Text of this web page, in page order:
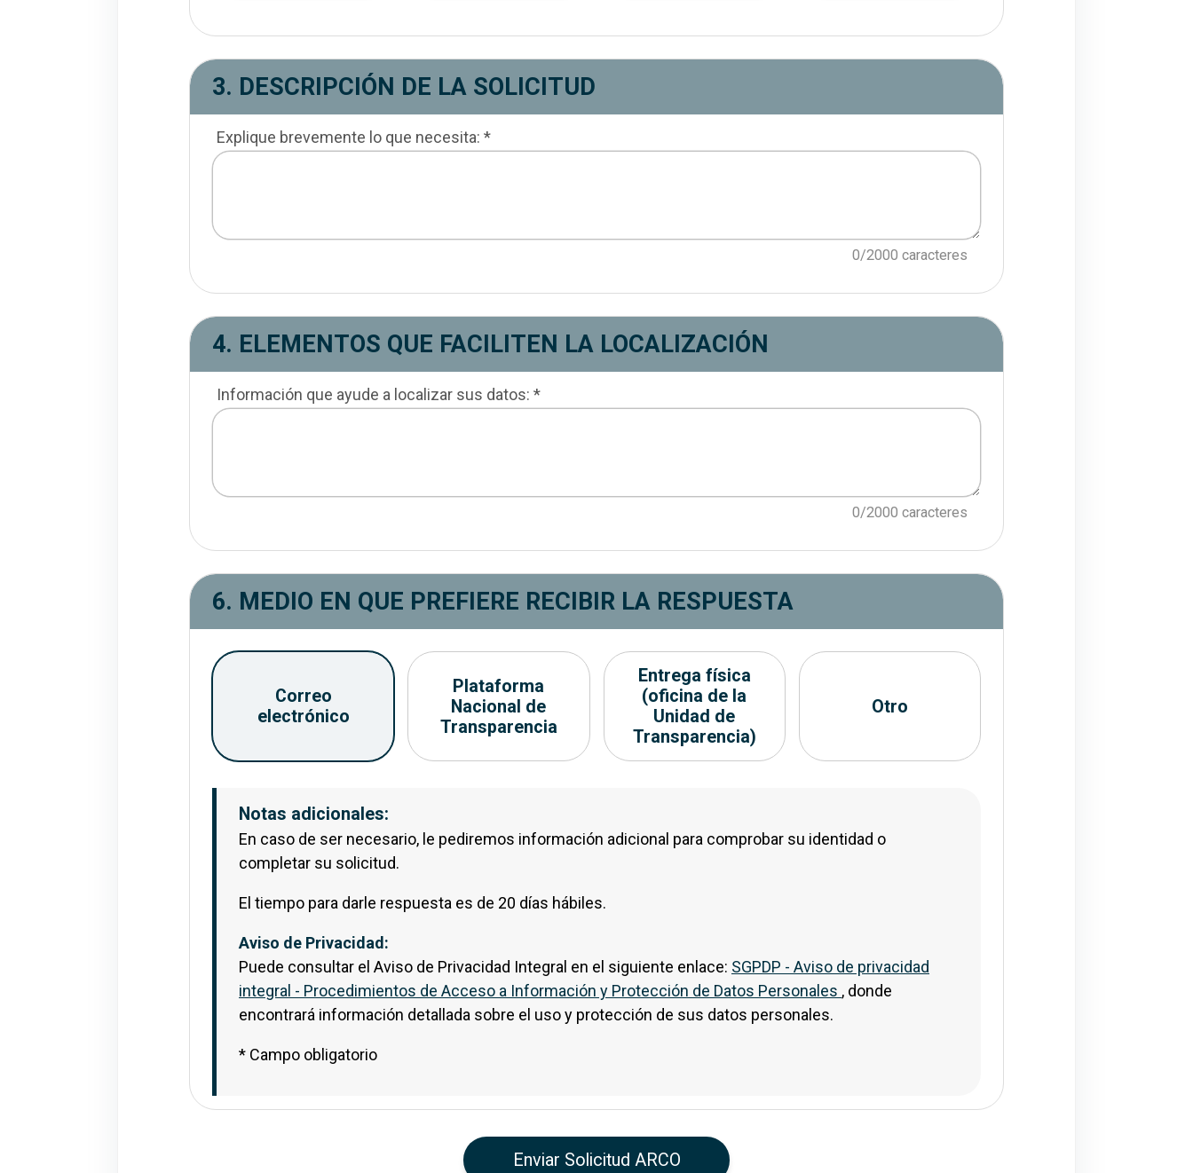
3. DESCRIPCIÓN DE LA SOLICITUD Sección 3. Descripción de la solicitud. En este
Explique brevemente lo que necesita: *
0/2000 caracteres
4. ELEMENTOS QUE FACILITEN LA LOCALIZACIÓN Sección 4. Elementos que faciliten la
Información que ayude a localizar sus datos: *
0/2000 caracteres
6. MEDIO EN QUE PREFIERE RECIBIR LA RESPUESTA Sección 6. Medio en que prefiere
Seleccione uno o más medios para recibir la respuesta
Correo
electrónico
Plataforma
Nacional de
Transparencia
Entrega física
(oficina de la
Unidad de
Transparencia)
Otro
Notas adicionales: En caso de ser necesario, le pediremos información adicional para comprobar su identidad o
Notas adicionales:
En caso de ser necesario, le pediremos información adicional para comprobar su identidad o
completar su solicitud.
El tiempo para darle respuesta es de 20 días hábiles.
Aviso de Privacidad:
Puede consultar el Aviso de Privacidad Integral en el siguiente enlace: SGPDP - Aviso de privacidad
integral - Procedimientos de Acceso a Información y Protección de Datos Personales , donde
encontrará información detallada sobre el uso y protección de sus datos personales.
* Campo obligatorio
Enviar Solicitud ARCO